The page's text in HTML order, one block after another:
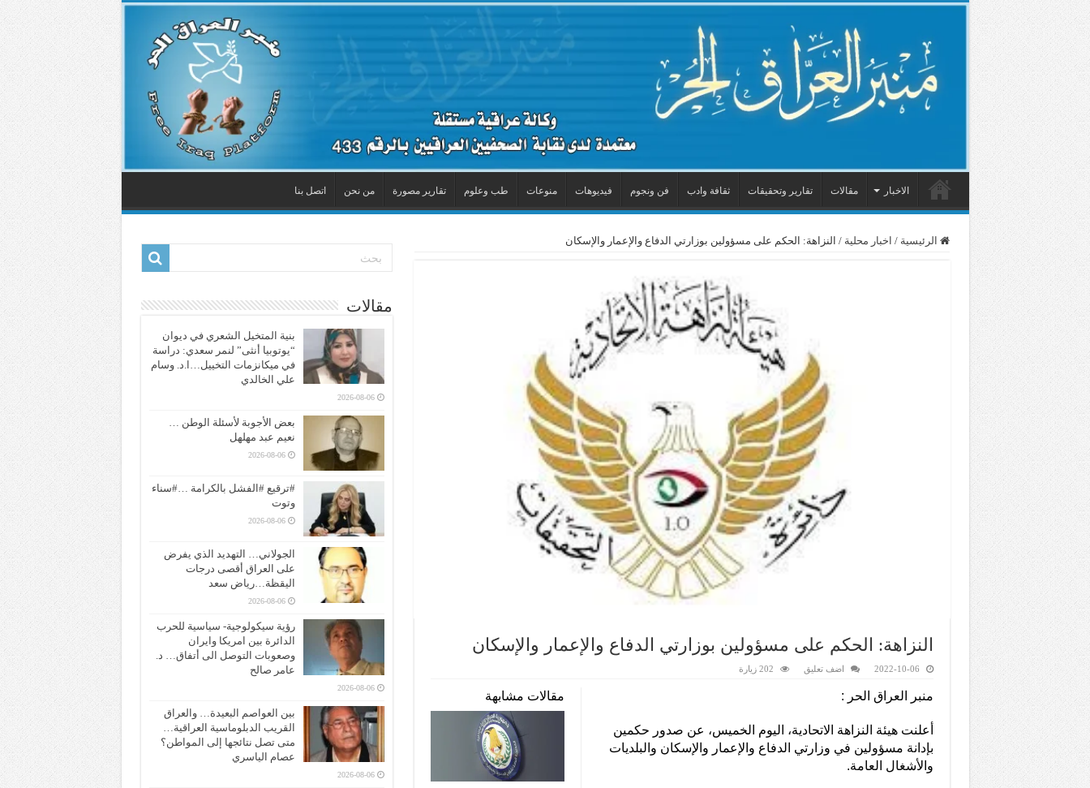
الاخبار مقالات تقارير وتحقيقات ثقافة وادب فن ونجوم فيديوهات منوعات طب وعلوم تقارير مصورة من نحن اتصل بنا
الرئيسية / اخبار محلية / النزاهة: الحكم على مسؤولين بوزارتي الدفاع والإعمار والإسكان
النزاهة: الحكم على مسؤولين بوزارتي الدفاع والإعمار والإسكان
2022-10-06 اضف تعليق 202 زيارة
مقالات مشابهة منبر العراق الحر :
أعلنت هيئة النزاهة الاتحادية، اليوم الخميس، عن صدور حكمين
بإدانة مسؤولين في وزارتي الدفاع والإعمار والإسكان والبلديات
والأشغال العامة.
مقالات
بنية المتخيل الشعري في ديوان
“يوتوبيا أنثى” لنمر سعدي: دراسة
في ميكانزمات التخييل…ا.د. وسام
علي الخالدي
2026-08-06
بعض الأجوبة لأسئلة الوطن …
نعيم عبد مهلهل
2026-08-06
#ترقيع #الفشل بالكرامة …#سناء
وتوت
2026-08-06
الجولاني… التهديد الذي يفرض
على العراق أقصى درجات
اليقظة…رياض سعد
2026-08-06
رؤية سيكولوجية- سياسية للحرب
الدائرة بين امريكا وايران
وصعوبات التوصل الى أتفاق… د.
عامر صالح
2026-08-06
بين العواصم البعيدة… والعراق
القريب الدبلوماسية العراقية…
متى تصل نتائجها إلى المواطن؟
عصام الياسري
2026-08-06